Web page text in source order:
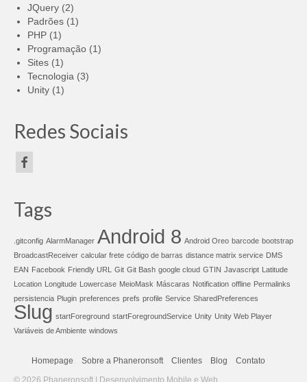
JQuery (2)
Padrões (1)
PHP (1)
Programação (1)
Sites (1)
Tecnologia (3)
Unity (1)
Redes Sociais
Tags
.gitconfig AlarmManager Android 8 Android Oreo barcode bootstrap
BroadcastReceiver calcular frete código de barras distance matrix service DMS
EAN Facebook Friendly URL Git Git Bash google cloud GTIN Javascript Latitude
Location Longitude Lowercase MeioMask Máscaras Notification offline Permalinks
persistencia Plugin preferences prefs profile Service SharedPreferences
Slug startForeground startForegroundService Unity Unity Web Player
Variáveis de Ambiente windows
Homepage Sobre a Phaneronsoft Clientes Blog
Contato
© 2026 Phaneronsoft | Desenvolvimento Mobile e Web